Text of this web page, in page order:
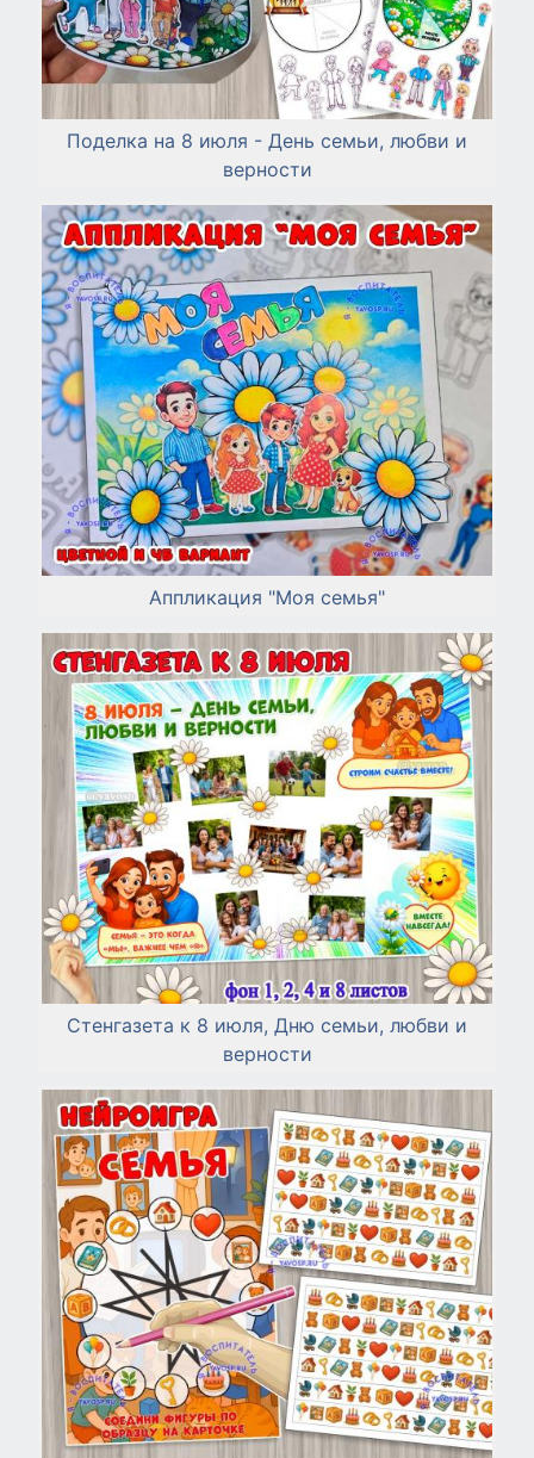
Поделка на 8 июля - День семьи, любви и
верности
Аппликация "Моя семья"
Стенгазета к 8 июля, Дню семьи, любви и
верности